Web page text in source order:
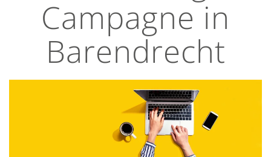
Campagne in
Barendrecht